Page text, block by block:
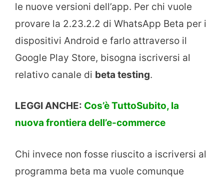
le nuove versioni dell’app. Per chi vuole
provare la 2.23.2.2 di WhatsApp Beta per i
dispositivi Android e farlo attraverso il
Google Play Store, bisogna iscriversi al
relativo canale di beta testing.
LEGGI ANCHE: Cos’è TuttoSubito, la
nuova frontiera dell’e-commerce
Chi invece non fosse riuscito a iscriversi al
programma beta ma vuole comunque